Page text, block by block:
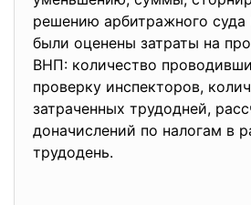
решению арбитражного
были оценены затраты на
ВНП: количество
проверку инспекторов,
затраченных трудодней,
доначислений по налогам в
трудодень.